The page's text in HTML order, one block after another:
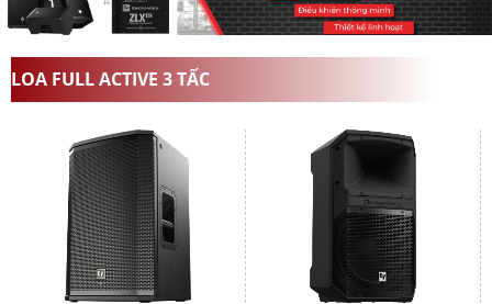
LOA FULL ACTIVE 3 TẤC